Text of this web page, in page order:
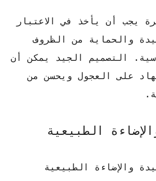
يجب أن يأخذ في الاعتبار
والحماية من الظروف
التصميم الجيد يمكن أن
على العجول ويحسن من
الطبيعية
والإضاءة الطبيعية